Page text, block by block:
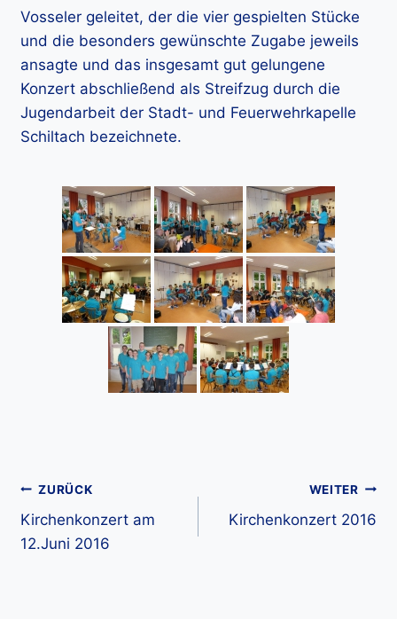
Vosseler geleitet, der die vier gespielten Stücke
und die besonders gewünschte Zugabe jeweils
ansagte und das insgesamt gut gelungene
Konzert abschließend als Streifzug durch die
Jugendarbeit der Stadt- und Feuerwehrkapelle
Schiltach bezeichnete.
Beitragsnavigation
ZURÜCK
Kirchenkonzert am
12.Juni 2016
WEITER
Kirchenkonzert 2016